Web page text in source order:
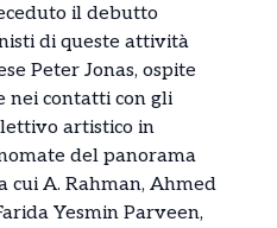
il debutto
di queste attività
Peter Jonas, ospite
nei contatti con gli
artistico in
del panorama
cui A. Rahman, Ahmed
Yesmin Parveen,